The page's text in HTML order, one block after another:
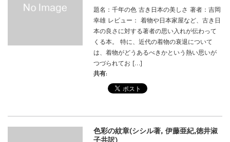
題名：千年の色 古き日本の美しさ 著者：吉岡
幸雄 レビュー： 着物や日本家屋など、古き日
本の良さに対する著者の思い入れが伝わって
くる本。 特に、近代の着物の衰退について
は、着物がどうあるべきかという熱い思いが
つづられてお […]
共有:
色彩の紋章(シシル著, 伊藤亜紀,徳井淑
子共訳)